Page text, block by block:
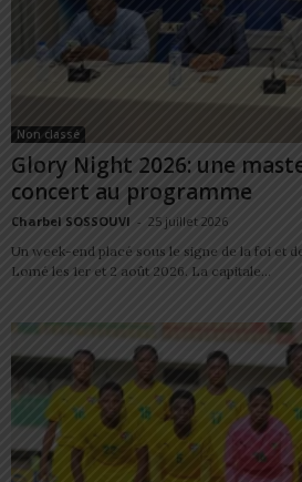
Non classé
Glory Night 2026: une
concert au programme
Charbel SOSSOUVI - 25 juillet 2026
Un week-end placé sous le signe de la foi et
Lomé les 1er et 2 août 2026. La capitale...